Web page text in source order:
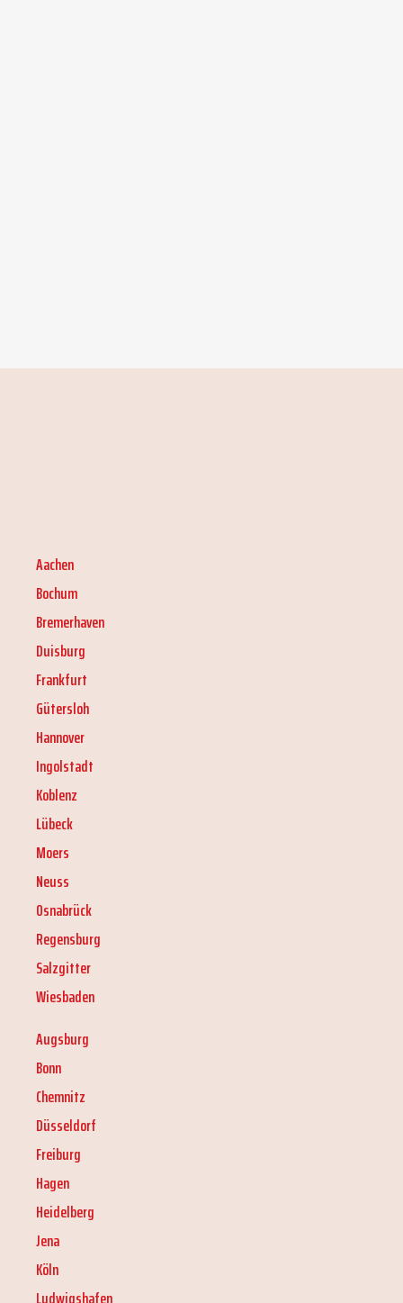
Aachen
Bochum
Bremerhaven
Duisburg
Frankfurt
Gütersloh
Hannover
Ingolstadt
Koblenz
Lübeck
Moers
Neuss
Osnabrück
Regensburg
Salzgitter
Wiesbaden
Augsburg
Bonn
Chemnitz
Düsseldorf
Freiburg
Hagen
Heidelberg
Jena
Köln